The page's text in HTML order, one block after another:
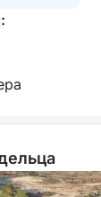
ваше
отдых.
или